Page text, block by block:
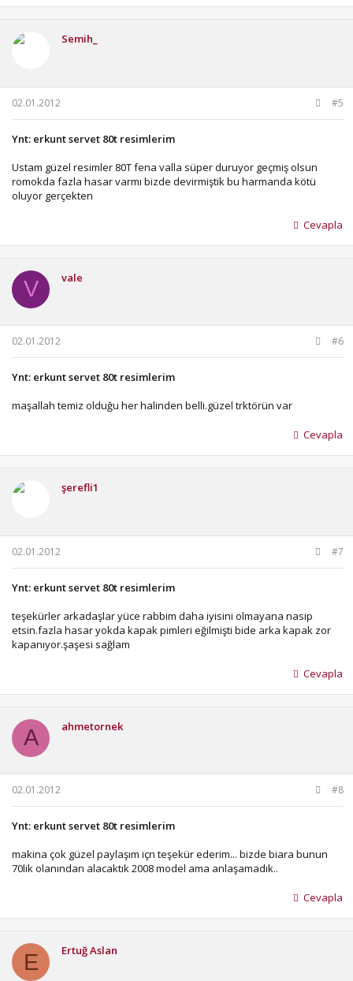
Semih_
02.01.2012 #5
Ynt: erkunt servet 80t resimlerim
Ustam güzel resimler 80T fena valla süper duruyor geçmiş olsun
romokda fazla hasar varmı bizde devirmiştik bu harmanda kötü
oluyor gerçekten
Cevapla
V vale
02.01.2012 #6
Ynt: erkunt servet 80t resimlerim
maşallah temiz olduğu her halinden belli.güzel trktörün var
Cevapla
şerefli1
02.01.2012 #7
Ynt: erkunt servet 80t resimlerim
teşekürler arkadaşlar yüce rabbim daha iyisini olmayana nasip
etsin.fazla hasar yokda kapak pimleri eğilmişti bide arka kapak zor
kapanıyor.şaşesi sağlam
Cevapla
A ahmetornek
02.01.2012 #8
Ynt: erkunt servet 80t resimlerim
makina çok güzel paylaşım içn teşekür ederim... bizde biara bunun
70lik olanından alacaktık 2008 model ama anlaşamadık..
Cevapla
E Ertuğ Aslan